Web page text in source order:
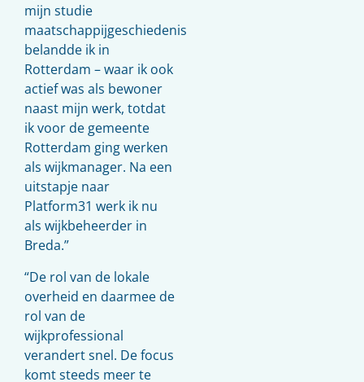
mijn studie
maatschappijgeschiedenis
belandde ik in
Rotterdam – waar ik ook
actief was als bewoner
naast mijn werk, totdat
ik voor de gemeente
Rotterdam ging werken
als wijkmanager. Na een
uitstapje naar
Platform31 werk ik nu
als wijkbeheerder in
Breda.”
“De rol van de lokale
overheid en daarmee de
rol van de
wijkprofessional
verandert snel. De focus
komt steeds meer te